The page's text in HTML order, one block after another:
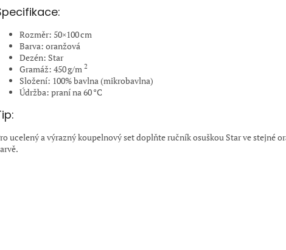
Rozměr: 50×100 cm
Barva: oranžová
Dezén: Star
Gramáž: 450 g/m 2
Složení: 100% bavlna (mikrobavlna)
Údržba: praní na 60 °C
ucelený a výrazný koupelnový set doplňte ručník osuškou Star ve stejné